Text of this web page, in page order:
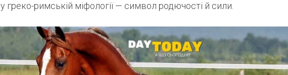
у греко-римській міфології — символ родючості й сили.